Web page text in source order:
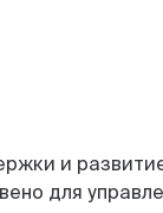
и
для